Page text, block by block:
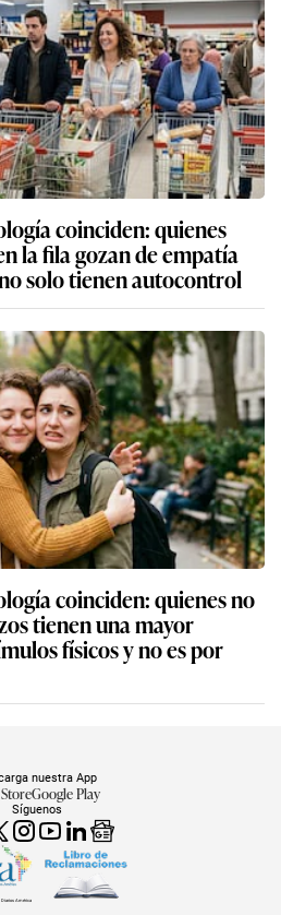
coinciden: quienes
la fila gozan de empatía
solo tienen autocontrol
coinciden: quienes no
tienen una mayor
físicos y no es por
Síguenos
nuestra App
Google Play
Diarios América